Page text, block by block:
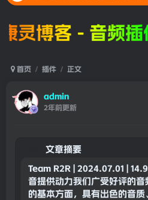
博客 - 音频插件
首页 插件 正文
admin
2年前更新
文章摘要
Team R2R | 2024.07.01 |
音提供动力我们广受好评的
的基本方面，具有出色的音